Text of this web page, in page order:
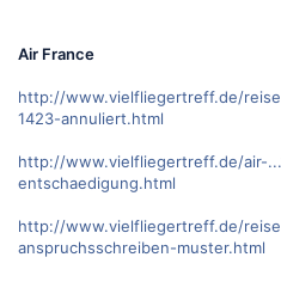
Air France
http://www.vielfliegertreff.de/
1423-annuliert.html
http://www.vielfliegertreff.de/air-
entschaedigung.html
http://www.vielfliegertreff.de/
anspruchsschreiben-muster.html